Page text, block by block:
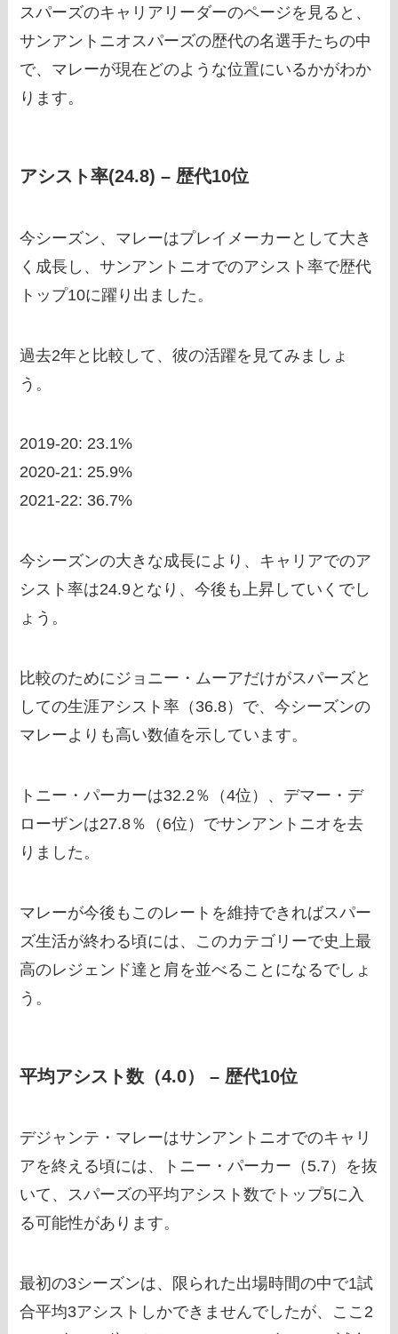
スパーズのキャリアリーダーのページを見ると、
サンアントニオスパーズの歴代の名選手たちの中
で、マレーが現在どのような位置にいるかがわか
ります。
アシスト率(24.8) – 歴代10位
今シーズン、マレーはプレイメーカーとして大き
く成長し、サンアントニオでのアシスト率で歴代
トップ10に躍り出ました。
過去2年と比較して、彼の活躍を見てみましょ
う。
2019-20: 23.1%
2020-21: 25.9%
2021-22: 36.7%
今シーズンの大きな成長により、キャリアでのア
シスト率は24.9となり、今後も上昇していくでし
ょう。
比較のためにジョニー・ムーアだけがスパーズと
しての生涯アシスト率（36.8）で、今シーズンの
マレーよりも高い数値を示しています。
トニー・パーカーは32.2％（4位）、デマー・デ
ローザンは27.8％（6位）でサンアントニオを去
りました。
マレーが今後もこのレートを維持できればスパー
ズ生活が終わる頃には、このカテゴリーで史上最
高のレジェンド達と肩を並べることになるでしょ
う。
平均アシスト数（4.0） – 歴代10位
デジャンテ・マレーはサンアントニオでのキャリ
アを終える頃には、トニー・パーカー（5.7）を抜
いて、スパーズの平均アシスト数でトップ5に入
る可能性があります。
最初の3シーズンは、限られた出場時間の中で1試
合平均3アシストしかできませんでしたが、ここ2